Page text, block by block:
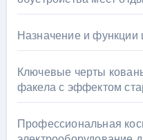
Назначение и функции
Ключевые черты
факела с эффектом
Профессиональная